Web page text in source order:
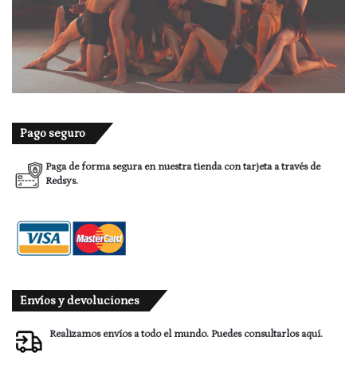
Pago seguro
Paga de forma segura en nuestra tienda con tarjeta a través de
Redsys.
Envíos y devoluciones
Realizamos envíos a todo el mundo. Puedes consultarlosaquí.